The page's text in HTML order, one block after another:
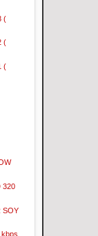
(
(
(
320
SOY
kbps